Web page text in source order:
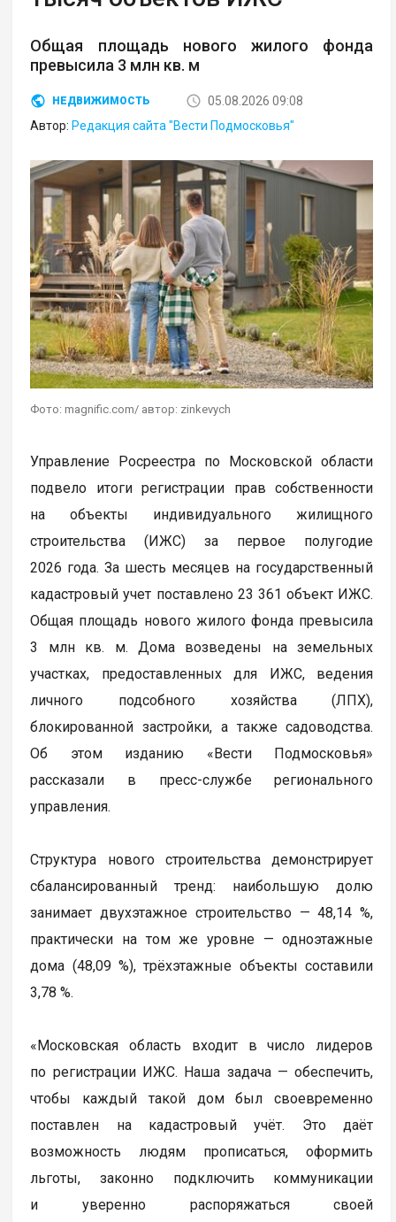
Общая площадь нового жилого фонда
превысила 3 млн кв. м
НЕДВИЖИМОСТЬ
05.08.2026 09:08
Автор: Редакция сайта "Вести Подмосковья"
Фото: magnific.com/ автор: zinkevych
Управление Росреестра по Московской области
подвело итоги регистрации прав собственности
на объекты индивидуального жилищного
строительства (ИЖС) за первое полугодие
2026 года. За шесть месяцев на государственный
кадастровый учет поставлено 23 361 объект ИЖС.
Общая площадь нового жилого фонда превысила
3 млн кв. м. Дома возведены на земельных
участках, предоставленных для ИЖС, ведения
личного подсобного хозяйства (ЛПХ),
блокированной застройки, а также садоводства.
Об этом изданию «Вести Подмосковья»
рассказали в пресс-службе регионального
управления.
Структура нового строительства демонстрирует
сбалансированный тренд: наибольшую долю
занимает двухэтажное строительство — 48,14 %,
практически на том же уровне — одноэтажные
дома (48,09 %), трёхэтажные объекты составили
3,78 %.
«Московская область входит в число лидеров
по регистрации ИЖС. Наша задача — обеспечить,
чтобы каждый такой дом был своевременно
поставлен на кадастровый учёт. Это даёт
возможность людям прописаться, оформить
льготы, законно подключить коммуникации
и уверенно распоряжаться своей